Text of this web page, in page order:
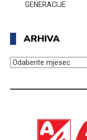
GENERACIJE
ARHIVA
ARHIVA